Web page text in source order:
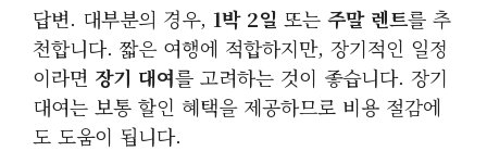
답변. 대부분의 경우, 1박 2일 또는 주말 렌트를 추
천합니다. 짧은 여행에 적합하지만, 장기적인 일정
이라면 장기 대여를 고려하는 것이 좋습니다. 장기
대여는 보통 할인 혜택을 제공하므로 비용 절감에
도 도움이 됩니다.